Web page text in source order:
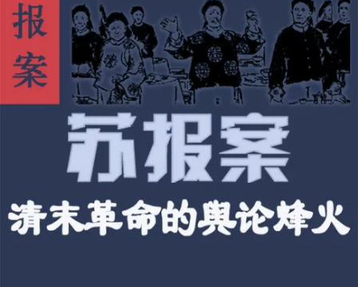
居家生活 3C家電 運動休閒 親子玩具
女裝 男裝 化妝保養 情趣用品
日本購物 電子/紙本書